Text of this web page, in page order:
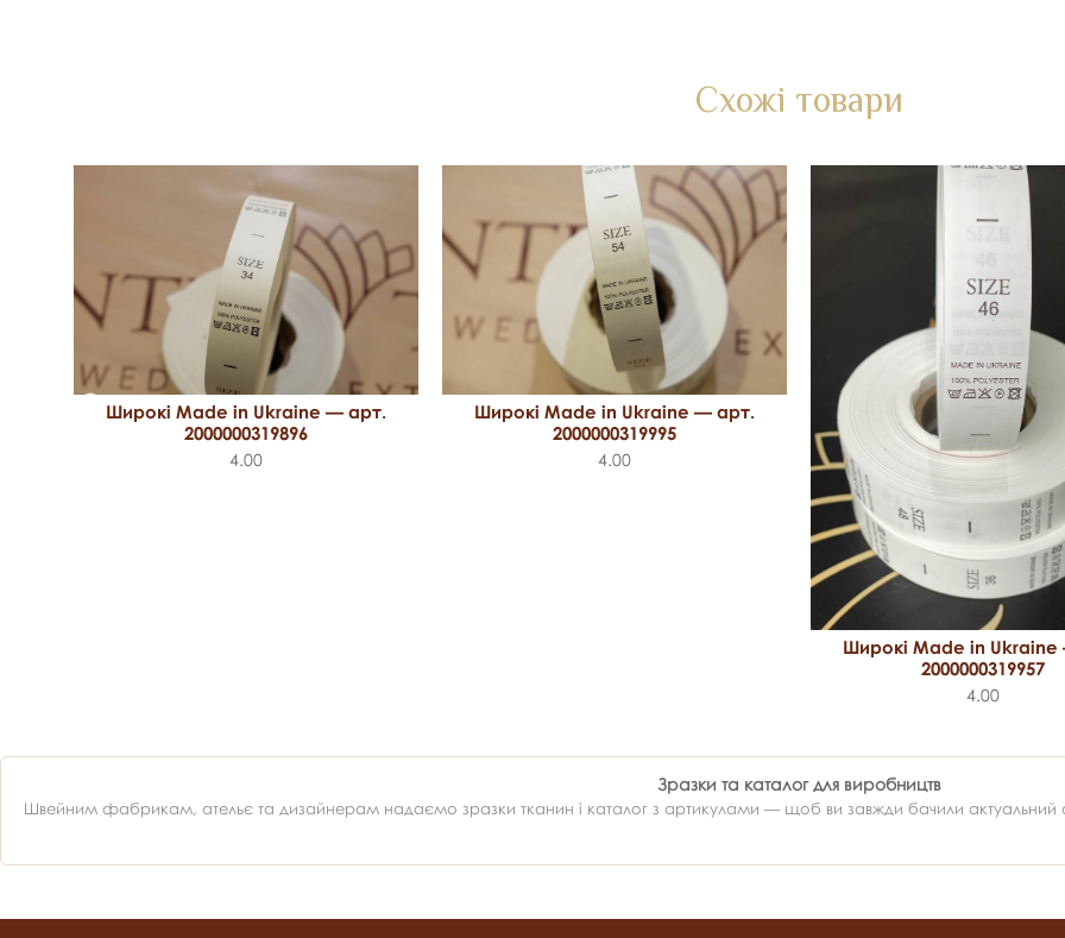
Схожі товари
Широкі Made in Ukraine — арт.
2000000319896
4.00
Широкі Made in Ukraine — арт.
2000000319995
4.00
Широкі Made in
2000000319957
4.00
Зразки та каталог для виробництв
Швейним фабрикам, ательє та дизайнерам надаємо зразки тканин і каталог з артикулами — щоб ви завжди бачили актуальний